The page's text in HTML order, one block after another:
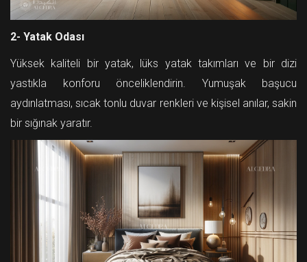
2- Yatak Odası
Yüksek kaliteli bir yatak, lüks yatak takımları ve bir dizi
yastıkla konforu önceliklendirin. Yumuşak başucu
aydınlatması, sıcak tonlu duvar renkleri ve kişisel anılar, sakin
bir sığınak yaratır.